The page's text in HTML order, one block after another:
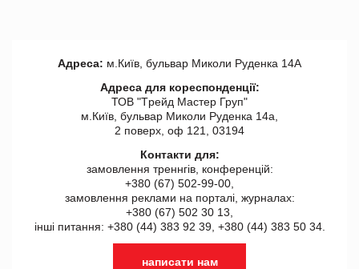
Адреса: м.Київ, бульвар Миколи Руденка 14А
Адреса для кореспонденції:
ТОВ "Tрейд Мастер Груп"
м.Київ, бульвар Миколи Руденка 14а,
2 поверх, оф 121, 03194
Контакти для:
замовлення треннгів, конференцій:
+380 (67) 502-99-00,
замовлення реклами на порталі, журналах:
+380 (67) 502 30 13,
інші питання: +380 (44) 383 92 39, +380 (44) 383 50 34.
написати нам